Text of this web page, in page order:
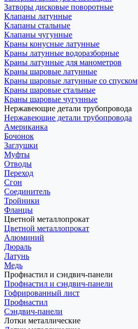
Затворы дисковые поворотные
Клапаны латунные
Клапаны стальные
Клапаны чугунные
Краны конусные латунные
Краны латунные водоразборные
Краны латунные для манометров
Краны шаровые латунные
Краны шаровые латунные со спуском
Краны шаровые стальные
Краны шаровые чугунные
Нержавеющие детали трубопровода
Нержавеющие детали трубопровода
Американка
Бочонок
Заглушки
Муфты
Отводы
Переход
Сгон
Соединитель
Тройники
Фланцы
Цветной металлопрокат
Цветной металлопрокат
Алюминий
Дюраль
Латунь
Медь
Профнастил и сэндвич-панели
Профнастил и сэндвич-панели
Гофрированный лист
Профнастил
Сэндвич-панели
Лотки металлические